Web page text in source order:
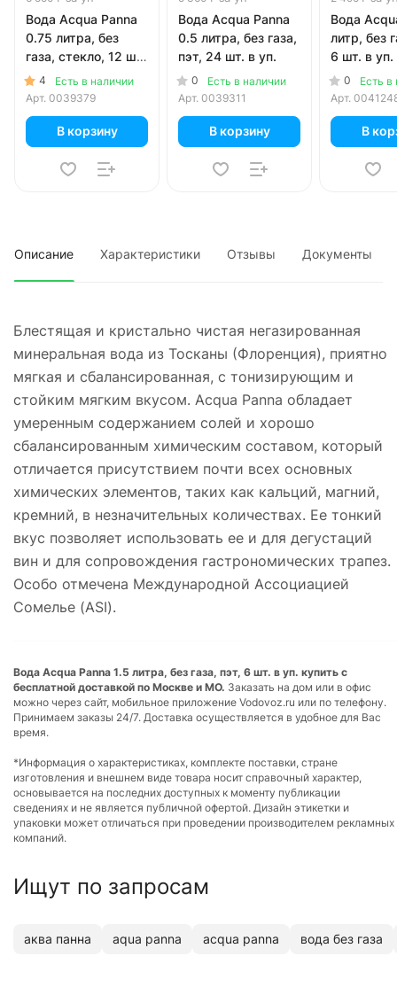
Вода Acqua Panna
0.75 литра, без
газа, стекло, 12 шт.
в уп.
4
Есть в наличии
Арт. 0039379
В корзину
Вода Acqua Panna
0.5 литра, без газа,
пэт, 24 шт. в уп.
0
Есть в наличии
Арт. 0039311
В корзину
Вода
литр, без
6 шт. в уп.
0
Есть в
Арт.
В
Описание Характеристики Отзывы Документы
Блестящая и кристально чистая негазированная
минеральная вода из Тосканы (Флоренция), приятно
мягкая и сбалансированная, с тонизирующим и
стойким мягким вкусом. Acqua Panna обладает
умеренным содержанием солей и хорошо
сбалансированным химическим составом, который
отличается присутствием почти всех основных
химических элементов, таких как кальций, магний,
кремний, в незначительных количествах. Ее тонкий
вкус позволяет использовать ее и для дегустаций
вин и для сопровождения гастрономических трапез.
Особо отмечена Международной Ассоциацией
Сомелье (ASI).
Вода Acqua Panna 1.5 литра, без газа, пэт, 6 шт. в уп. купить с
бесплатной доставкой по Москве и МО. Заказать на дом или в офис
можно через сайт, мобильное приложение Vodovoz.ru или по телефону.
Принимаем заказы 24/7. Доставка осуществляется в удобное для Вас
время.
*Информация о характеристиках, комплекте поставки, стране
изготовления и внешнем виде товара носит справочный характер,
основывается на последних доступных к моменту публикации
сведениях и не является публичной офертой. Дизайн этикетки и
упаковки может отличаться при проведении производителем рекламных
компаний.
Ищут по запросам
аква панна aqua panna aсqua panna вода без газа